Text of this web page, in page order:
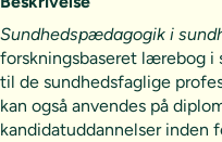
Sundhedspædagogik i
forskningsbaseret lærebog i
til de sundhedsfaglige
kan også anvendes på
kandidatuddannelser inden